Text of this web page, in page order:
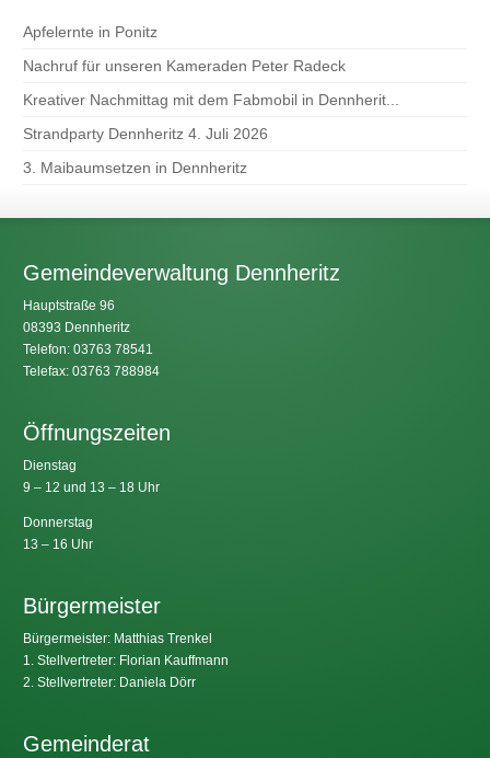
Apfelernte in Ponitz
Nachruf für unseren Kameraden Peter Radeck
Kreativer Nachmittag mit dem Fabmobil in Dennherit...
Strandparty Dennheritz 4. Juli 2026
3. Maibaumsetzen in Dennheritz
Gemeindeverwaltung Dennheritz
Hauptstraße 96
08393 Dennheritz
Telefon: 03763 78541
Telefax: 03763 788984
Öffnungszeiten
Dienstag
9 – 12 und 13 – 18 Uhr
Donnerstag
13 – 16 Uhr
Bürgermeister
Bürgermeister: Matthias Trenkel
1. Stellvertreter: Florian Kauffmann
2. Stellvertreter: Daniela Dörr
Gemeinderat